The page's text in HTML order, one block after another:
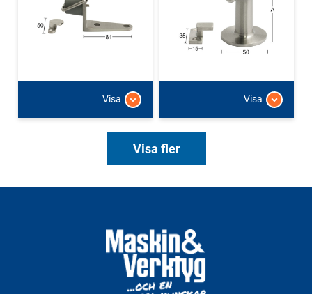
Visa Visa
Visa fler